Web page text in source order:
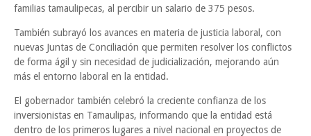
familias tamaulipecas, al percibir un salario de 375 pesos.
También subrayó los avances en materia de justicia laboral, con
nuevas Juntas de Conciliación que permiten resolver los conflictos
de forma ágil y sin necesidad de judicialización, mejorando aún
más el entorno laboral en la entidad.
El gobernador también celebró la creciente confianza de los
inversionistas en Tamaulipas, informando que la entidad está
dentro de los primeros lugares a nivel nacional en proyectos de